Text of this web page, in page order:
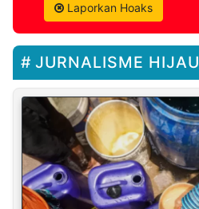
Laporkan Hoaks
JURNALISME HIJAU